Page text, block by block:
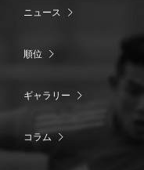
ニュース
順位
ギャラリー
コラム